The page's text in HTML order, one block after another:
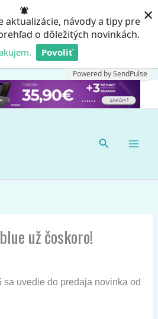
aktualizácie, návody a tipy pre
o dôležitých novinkách.
Povoliť
Powered by SendPulse
×
Hľadať
už čoskoro!
uvedie do predaja novinka od